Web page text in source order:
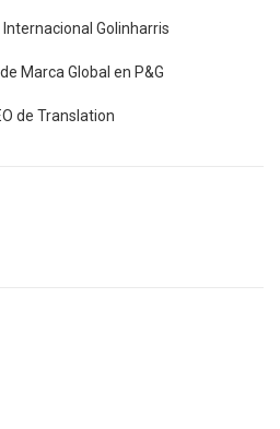
Golinharris
Marca Global en P&G
de Translation